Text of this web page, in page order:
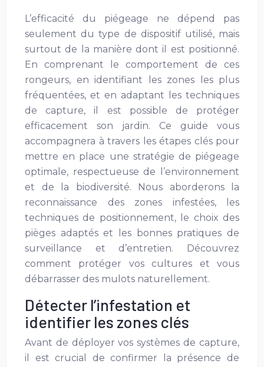
L’efficacité du piégeage ne dépend pas
seulement du type de dispositif utilisé, mais
surtout de la manière dont il est positionné.
En comprenant le comportement de ces
rongeurs, en identifiant les zones les plus
fréquentées, et en adaptant les techniques
de capture, il est possible de protéger
efficacement son jardin. Ce guide vous
accompagnera à travers les étapes clés pour
mettre en place une stratégie de piégeage
optimale, respectueuse de l’environnement
et de la biodiversité. Nous aborderons la
reconnaissance des zones infestées, les
techniques de positionnement, le choix des
pièges adaptés et les bonnes pratiques de
surveillance et d’entretien. Découvrez
comment protéger vos cultures et vous
débarrasser des mulots naturellement.
Détecter l’infestation et
identifier les zones clés
Avant de déployer vos systèmes de capture,
il est crucial de confirmer la présence de